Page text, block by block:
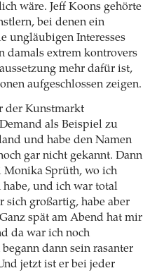
wäre. Jeff Koons gehörte
bei denen ein
ungläubigen Interesses
damals extrem kontrovers
mehr dafür ist,
aufgeschlossen zeigen.
der Kunstmarkt
als Beispiel zu
und habe den Namen
gar nicht gekannt. Dann
Sprüth, wo ich
habe, und ich war total
sich großartig, habe aber
spät am Abend hat mir
da war ich noch
dann sein rasanter
jetzt ist er bei jeder